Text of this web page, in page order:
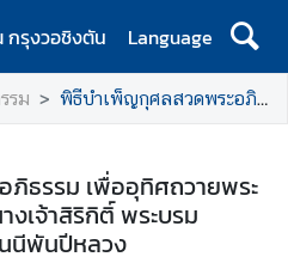
กรุงวอชิงตัน
Language
รม พิธีบำเพ็ญกุศลสวดพระอภิธรรม เพื่ออุทิศถวายพระราชกุศล แด่สมเด็จพระนางเจ้าสิริกิติ์ พระบรมราชินีนาถ พระบรมราชชนนีพันปีหลวง
ธรรม เพื่ออุทิศถวายพระ
งเจ้าสิริกิติ์ พระบรม
นีพันปีหลวง